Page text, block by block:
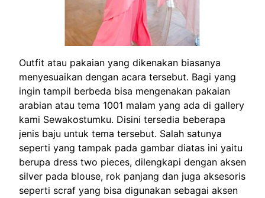
Outfit atau pakaian yang dikenakan biasanya
menyesuaikan dengan acara tersebut. Bagi yang
ingin tampil berbeda bisa mengenakan pakaian
arabian atau tema 1001 malam yang ada di gallery
kami Sewakostumku. Disini tersedia beberapa
jenis baju untuk tema tersebut. Salah satunya
seperti yang tampak pada gambar diatas ini yaitu
berupa dress two pieces, dilengkapi dengan aksen
silver pada blouse, rok panjang dan juga aksesoris
seperti scraf yang bisa digunakan sebagai aksen